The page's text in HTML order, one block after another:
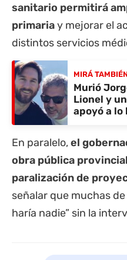
sanitario permitirá
primariay mejorar el
distintos servicios
MIRÁ
Murió
Lionel y
apoyó a lo
En paralelo,el
obra pública
paralización de
señalar que muchas
haría nadie” sin la